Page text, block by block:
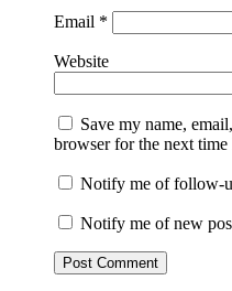
Email *
Website
Save my name,
browser for the next time
Notify me of follow-
Notify me of new